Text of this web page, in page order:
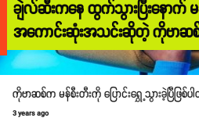
ချဲလ်ဆီးကနေ ထွက်သွားပြီးနောက်
အကောင်းဆုံးအသင်းဆိုတဲ့ ကိုဗာဆ
ကိုဗာဆစ်က မန်စီးတီးကို ပြောင်းရွှေ့သွားခဲ့ပြီဖြစ်ပ
3 years ago